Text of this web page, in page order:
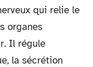
qui relie le
organes
Il régule
la sécrétion